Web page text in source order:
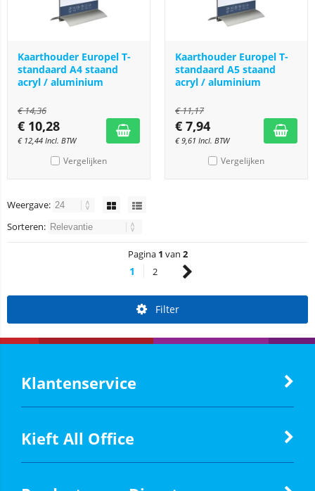
Kaarthouder Europel T-
standaard A4 staand
acryl / aluminium
€14,36
€ 10,28
€ 12,44 Incl. BTW
Vergelijken
Kaarthouder Europel T-
standaard A5 staand
acryl / aluminium
€11,17
€ 7,94
€9,61 Incl. BTW
Vergelijken
Weergave:
Sorteren:
Pagina 1 van 2
1 2
Filter
Klantenservice
Kieft All Office